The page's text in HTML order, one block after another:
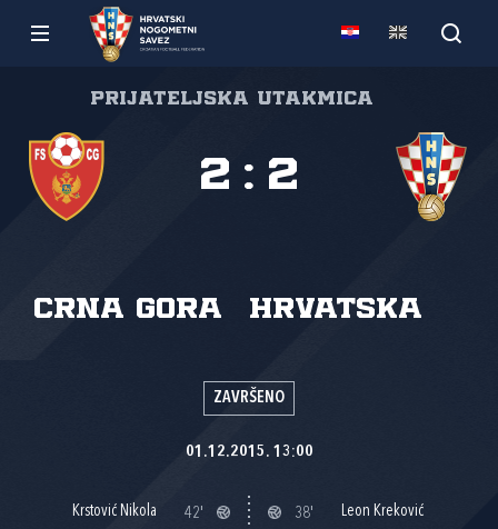
Prijateljska utakmica
Crna Gora Hrvatska
2 : 2
ZAVRŠENO
01.12.2015. 13:00
Krstović Nikola
42'
38'
Leon Kreković